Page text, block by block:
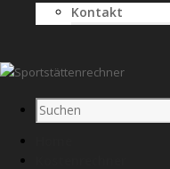
Kontakt